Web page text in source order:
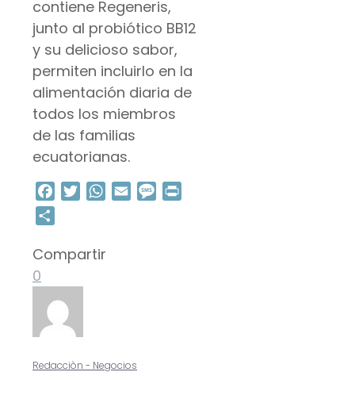
contiene Regeneris,
junto al probiótico BB12
y su delicioso sabor,
permiten incluirlo en la
alimentación diaria de
todos los miembros
de las familias
ecuatorianas.
Facebook
TwitterWhatsApp
Email Message
Compartir
0
Redacciòn - Negocios